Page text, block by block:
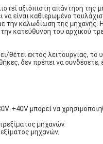
αξιόπιστη απάντηση της
είναι καθιερωμένο
την καλωδίωση της μηχανής. Η
κατεύθυνση του αρχικού
θέτει εκτός λειτουργίας, το
δεν πρέπει να συνδέσετε,
+40V μπορεί να
μηχανών.
μηχανών.